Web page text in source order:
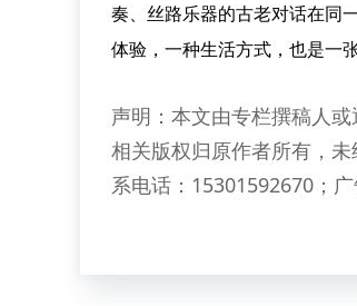
奏、丝路乐器的古老对话在同
体验，一种生活方式，也是一
声明：本文由专栏撰稿人
相关版权归原作者所有，
系电话：15301592670；广